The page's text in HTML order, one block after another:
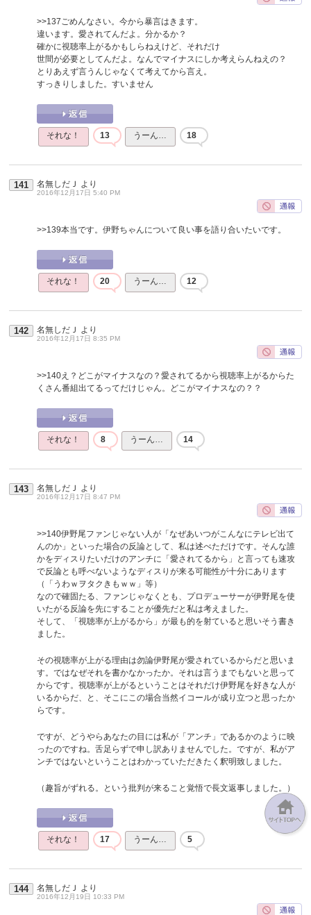
>>137ごめんなさい。今から暴言はきます。
違います。愛されてんだよ。分かるか？
確かに視聴率上がるかもしらねえけど、それだけ
世間が必要としてんだよ。なんでマイナスにしか考えらんねえの？
とりあえず言うんじゃなくて考えてから言え。
すっきりしました。すいません
それな！ 13 うーん… 18
141 名無しだＪ より
2016年12月17日 5:40 PM
>>139本当です。伊野ちゃんについて良い事を語り合いたいです。
それな！ 20 うーん… 12
142 名無しだＪ より
2016年12月17日 8:35 PM
>>140え？どこがマイナスなの？愛されてるから視聴率上がるからた
くさん番組出てるってだけじゃん。どこがマイナスなの？？
それな！ 8 うーん… 14
143 名無しだＪ より
2016年12月17日 8:47 PM
>>140伊野尾ファンじゃない人が「なぜあいつがこんなにテレビ出て
んのか」といった場合の反論として、私は述べただけです。そんな誰
かをディスりたいだけのアンチに「愛されてるから」と言っても速攻
で反論とも呼べないようなディスりが来る可能性が十分にあります
（「うわｗヲタクきもｗｗ」等）
なので確固たる、ファンじゃなくとも、プロデューサーが伊野尾を使
いたがる反論を先にすることが優先だと私は考えました。
そして、「視聴率が上がるから」が最も的を射ていると思いそう書き
ました。
その視聴率が上がる理由は勿論伊野尾が愛されているからだと思いま
す。ではなぜそれを書かなかったか。それは言うまでもないと思って
からです。視聴率が上がるということはそれだけ伊野尾を好きな人が
いるからだ、と、そこにこの場合当然イコールが成り立つと思ったか
らです。
ですが、どうやらあなたの目には私が「アンチ」であるかのように映
ったのですね。舌足らずで申し訳ありませんでした。ですが、私がア
ンチではないということはわかっていただきたく釈明致しました。
（趣旨がずれる。という批判が来ること覚悟で長文返事しました。）
それな！ 17 うーん… 5
144 名無しだＪ より
2016年12月19日 10:33 PM